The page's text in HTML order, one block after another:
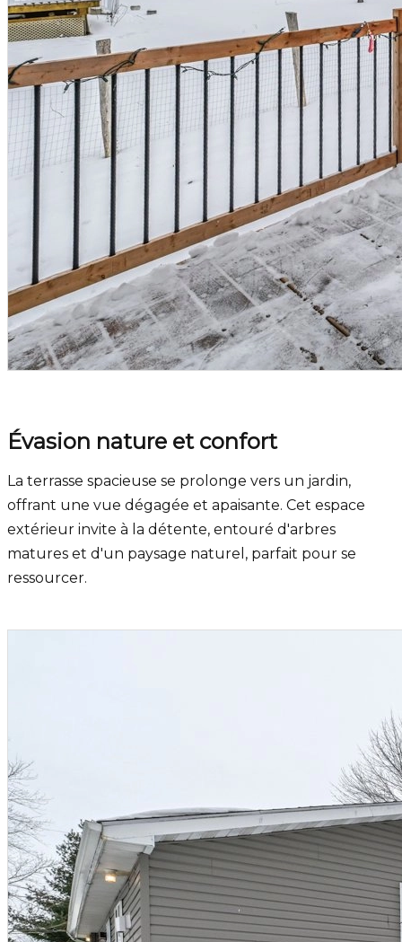
Évasion nature et confort
La terrasse spacieuse se prolonge vers un jardin,
offrant une vue dégagée et apaisante. Cet espace
extérieur invite à la détente, entouré d'arbres
matures et d'un paysage naturel, parfait pour se
ressourcer.